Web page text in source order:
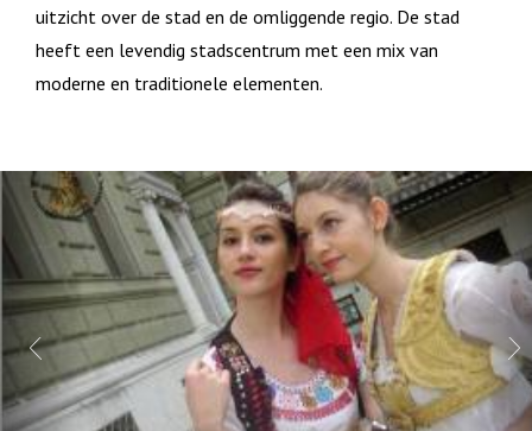
uitzicht over de stad en de omliggende regio. De stad
heeft een levendig stadscentrum met een mix van
moderne en traditionele elementen.